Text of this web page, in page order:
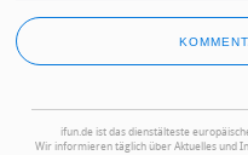
ifun.de ist das dienstälteste
Wir informieren täglich über Aktuelles und